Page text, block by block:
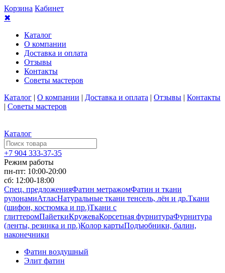
Корзина Кабинет
✖
Каталог
О компании
Доставка и оплата
Отзывы
Контакты
Советы мастеров
Каталог | О компании | Доставка и оплата | Отзывы | Контакты
| Советы мастеров
Каталог
+7 904 333-37-35
Режим работы
пн-пт: 10:00-20:00
сб: 12:00-18:00
Спец. предложенияФатин метражомФатин и ткани
рулонамиАтласНатуральные ткани тенсель, лён и др.Ткани
(шифон, костюмка и пр.)Ткани с
глиттеромПайеткиКружеваКорсетная фурнитураФурнитура
(ленты, резинка и пр.)Колор картыПодъюбники, балин,
наконечники
Фатин воздушный
Элит фатин